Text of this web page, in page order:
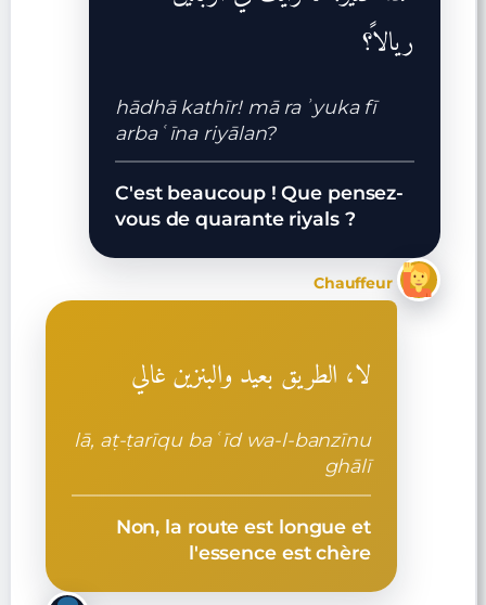
ريالاً؟
hādhā kathīr! mā raʾyuka fī
arbaʿīna riyālan?
C'est beaucoup ! Que pensez-
vous de quarante riyals ?
Chauffeur
لا، الطريق بعيد والبنزين غالي
lā, aṭ-ṭarīqu baʿīd wa-l-banzīnu
ghālī
Non, la route est longue et
l'essence est chère